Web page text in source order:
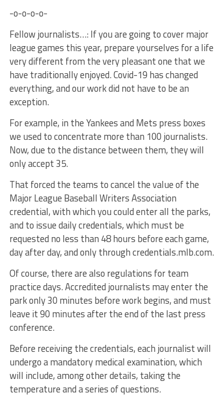
-o-o-o-o-
Fellow journalists…: If you are going to cover major
league games this year, prepare yourselves for a life
very different from the very pleasant one that we
have traditionally enjoyed. Covid-19 has changed
everything, and our work did not have to be an
exception.
For example, in the Yankees and Mets press boxes
we used to concentrate more than 100 journalists.
Now, due to the distance between them, they will
only accept 35.
That forced the teams to cancel the value of the
Major League Baseball Writers Association
credential, with which you could enter all the parks,
and to issue daily credentials, which must be
requested no less than 48 hours before each game,
day after day, and only through credentials.mlb.com.
Of course, there are also regulations for team
practice days. Accredited journalists may enter the
park only 30 minutes before work begins, and must
leave it 90 minutes after the end of the last press
conference.
Before receiving the credentials, each journalist will
undergo a mandatory medical examination, which
will include, among other details, taking the
temperature and a series of questions.